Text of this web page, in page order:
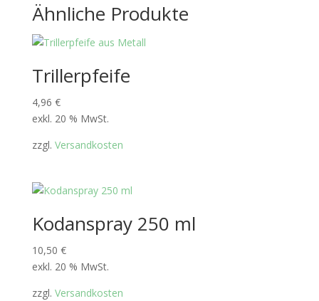
Ähnliche Produkte
Trillerpfeife
4,96 €
exkl. 20 % MwSt.
zzgl. Versandkosten
Kodanspray 250 ml
10,50 €
exkl. 20 % MwSt.
zzgl. Versandkosten